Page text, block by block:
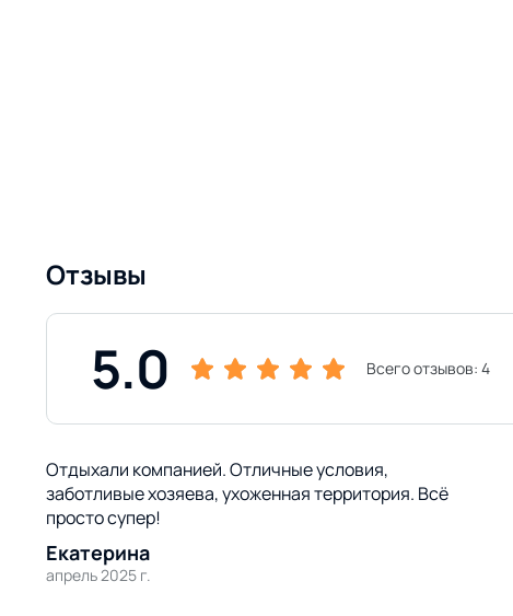
Отзывы
5.0 Всего отзывов:4
Отдыхали компанией. Отличные условия,
заботливые хозяева, ухоженная территория. Всё
просто супер!
Екатерина
апрель 2025 г.